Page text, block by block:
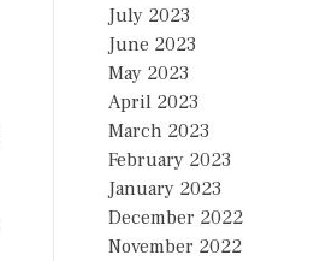
July 2023
June 2023
May 2023
April 2023
March 2023
February 2023
January 2023
December 2022
November 2022